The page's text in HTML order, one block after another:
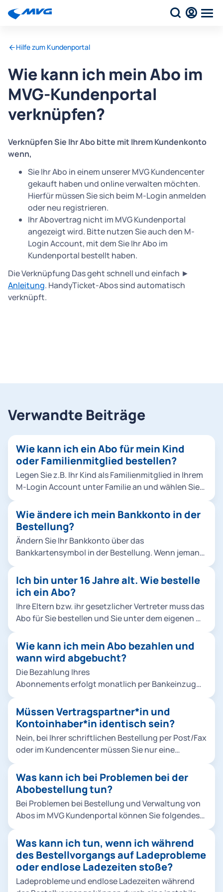
Hilfe zum Kundenportal
Wie kann ich mein Abo im
MVG-Kundenportal
verknüpfen?
Verknüpfen Sie Ihr Abo bitte mit Ihrem Kundenkonto
wenn,
Sie Ihr Abo in einem unserer MVG Kundencenter
gekauft haben und online verwalten möchten.
Hierfür müssen Sie sich beim M-Login anmelden
oder neu registrieren.
Ihr Abovertrag nicht im MVG Kundenportal
angezeigt wird. Bitte nutzen Sie auch den M-
Login Account, mit dem Sie Ihr Abo im
Kundenportal bestellt haben.
Die Verknüpfung Das geht schnell und einfach ►
Anleitung. HandyTicket-Abos sind automatisch
verknüpft.
Verwandte Beiträge
Wie kann ich ein Abo für mein Kind
oder Familienmitglied bestellen?
Legen Sie z.B. Ihr Kind als Familienmitglied in Ihrem
M-Login Account unter Familie an und wählen Sie
entweder in der Bestellung unter Abo-
Nutzer*innen auf Familienmitglied hinzufügen
oder fügen Sie Ihr Familienmitglied direkt im M-
Login hinzu. Hinweise: Sie können Abos für
Familienmitglieder ausschließlich als Chipkarte,
Ermäßigungsticket Studierende & alle Jobtickets
können keine anderen Abo-Nutzer*innen angelegt
werden. Hier müssen Sie mit Ihrem eigenen M-
Login Account bestellen. Im M-Login unter
unter 16 Jahren für das 365-Euro-Ticket MVV und
die Schulwegkostenfreiheit ein Foto von Ihrem
Kind hochladen. So geht's: Foto für Ihr Kind
hochladen.
Wie ändere ich mein Bankkonto in der
Bestellung?
Ändern Sie Ihr Bankkonto über das
Bankkartensymbol in der Bestellung. Wenn jemand
Sie eine Bankverbindung von einer andere Person
in der Bestellung unter Kontoinhaber*in
Bestellung haben keine Auswirkung auf laufende
Verträge. Wenn Sie die Bestellung abbrechen,
gespeichert.
Ich bin unter 16 Jahre alt. Wie bestelle
ich ein Abo?
Ihre Eltern bzw. ihr gesetzlicher Vertreter muss das
Abo für Sie bestellen und Sie unter dem eigenen M-
anlegen.
Wie kann ich mein Abo bezahlen und
wann wird abgebucht?
Die Bezahlung Ihres
Abonnements erfolgt monatlich per Bankeinzug
erfolgen stets für den aktuellen Monat zum
Monatsersten.
Müssen Vertragspartner*in und
Kontoinhaber*in identisch sein?
Nein, bei Ihrer schriftlichen Bestellung per Post/Fax
oder im Kundencenter müssen Sie nur eine
nachweisen. Bei einer Online-Bestellung müssen
Vertragspartner*in und Kontoinhaber*in nicht
Was kann ich bei Problemen bei der
Abobestellung tun?
Bei Problemen bei Bestellung und Verwaltung von
Abos im MVG Kundenportal können Sie folgendes
laufenden Monat noch bestellbar ist. Für
Deutschlandticket, Ermäßigungsticket und alle
MVV Abos gilt: Eine Bestellung ist bis zum 10.
bezahlen auch bei einem Einstieg im laufenden
Was kann ich tun, wenn ich während
des Bestellvorgangs auf Ladeprobleme
oder endlose Ladezeiten stoße?
Ladeprobleme und endlose Ladezeiten während